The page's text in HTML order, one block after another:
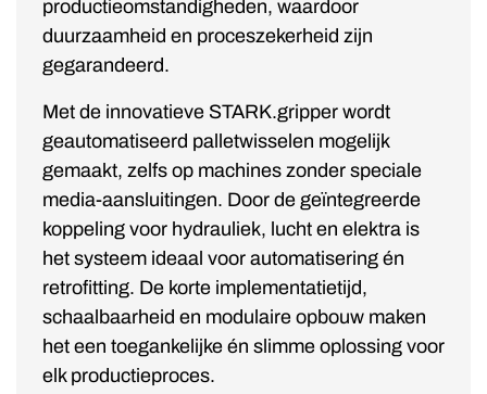
productieomstandigheden, waardoor
duurzaamheid en proceszekerheid zijn
gegarandeerd.
Met de innovatieve STARK.gripper wordt
geautomatiseerd palletwisselen mogelijk
gemaakt, zelfs op machines zonder speciale
media-aansluitingen. Door de geïntegreerde
koppeling voor hydrauliek, lucht en elektra is
het systeem ideaal voor automatisering én
retrofitting. De korte implementatietijd,
schaalbaarheid en modulaire opbouw maken
het een toegankelijke én slimme oplossing voor
elk productieproces.